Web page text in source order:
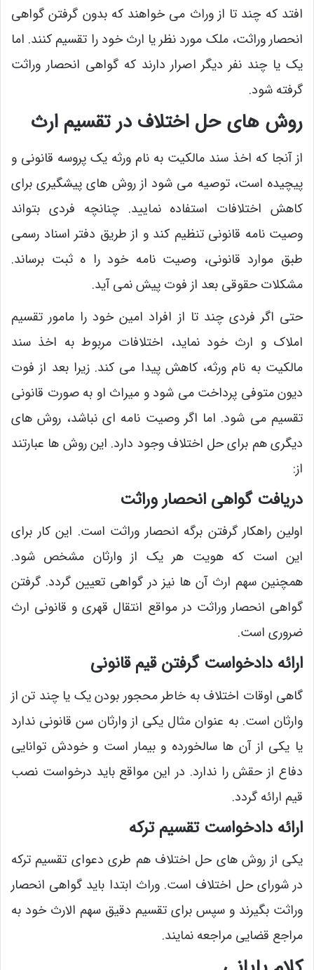
‌افتد که چند تا از وراث می ‌خواهند که بدون گرفتن گواهی
انحصار وراثت، ملک مورد نظر یا ارث خود را تقسیم کنند. اما
یک یا چند نفر دیگر اصرار دارند که گواهی انحصار وراثت
گرفته شود.
روش ‌های حل اختلاف در تقسیم ارث
از آنجا که اخذ سند مالکیت به نام ورثه یک پروسه قانونی و
پیچیده است، توصیه می شود از روش ‌های پیشگیری برای
کاهش اختلافات استفاده نمایید. چنانچه فردی بتواند
وصیت نامه قانونی تنظیم کند و از طریق دفتر اسناد رسمی
طبق موارد قانونی، وصیت ‌نامه خود را ه ثبت برساند.
مشکلات حقوقی بعد از فوت پیش نمی ‌آید.
حتی اگر فردی چند تا از افراد امین خود را مامور تقسیم
املاک و ارث خود نماید، اختلافات مربوط به اخذ سند
مالکیت به نام ورثه، کاهش پیدا می کند. زیرا بعد از فوت
دیون متوفی پرداخت می شود و میراث او به صورت قانونی
تقسیم می شود. اما اگر وصیت نامه ای نباشد، روش های
دیگری هم برای حل اختلاف وجود دارد. این روش ها عبارتند
از:
دریافت گواهی انحصار وراثت
اولین راهکار گرفتن برگه انحصار وراثت است. این کار برای
این است که هویت هر یک از وارثان مشخص شود.
همچنین سهم ارث آن ها نیز در گواهی تعیین گردد. گرفتن
گواهی انحصار وراثت در مواقع انتقال قهری و قانونی ارث
ضروری است.
ارائه دادخواست گرفتن قیم قانونی
گاهی اوقات اختلاف به خاطر محجور بودن یک یا چند تن از
وارثان است. به عنوان مثال یکی از وارثان سن قانونی ندارد
یا یکی از آن ها سالخورده و بیمار است و خودش توانایی
دفاع از حقش را ندارد. در این مواقع باید درخواست نصب
قیم ارائه گردد.
ارائه دادخواست تقسیم ترکه
یکی از روش های حل اختلاف هم طری دعوای تقسیم ترکه
در شورای حل اختلاف است. وراث ابتدا باید گواهی انحصار
وراثت بگیرند و سپس برای تقسیم دقیق سهم الارث خود به
مراجع قضایی مراجعه نمایند.